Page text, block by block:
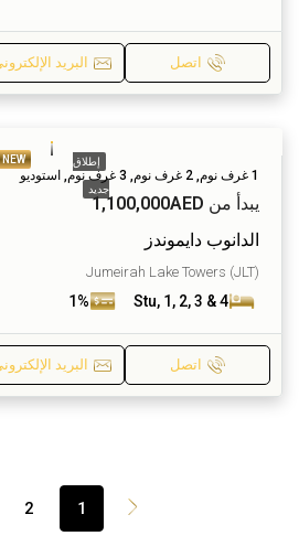
اتصل البريد
NEW إطلاق
جديد
1 غرف نوم, 2 غرف نوم, 3 غرف نوم, استوديو
يبدأ من 1,100,000AED
الدانوب دايموندز
Jumeirah Lake Towers (JLT)
Stu, 1, 2, 3 & 4
1%
اتصل البريد
1
2